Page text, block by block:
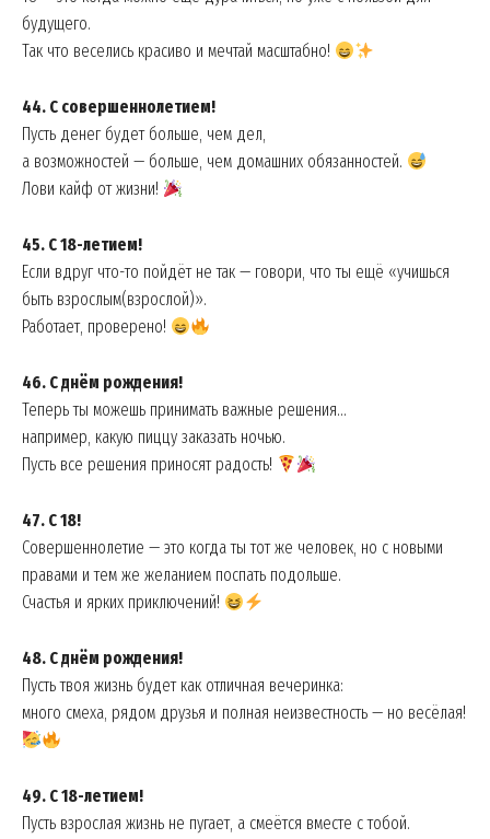
будущего.
Так что веселись красиво и мечтай масштабно!
44. С совершеннолетием!
Пусть денег будет больше, чем дел,
а возможностей — больше, чем домашних обязанностей.
Лови кайф от жизни!
45. С 18-летием!
Если вдруг что-то пойдёт не так — говори, что ты ещё «учишься
быть взрослым(взрослой)».
Работает, проверено!
46. С днём рождения!
Теперь ты можешь принимать важные решения…
например, какую пиццу заказать ночью.
Пусть все решения приносят радость!
47. С 18!
Совершеннолетие — это когда ты тот же человек, но с новыми
правами и тем же желанием поспать подольше.
Счастья и ярких приключений!
48. С днём рождения!
Пусть твоя жизнь будет как отличная вечеринка:
много смеха, рядом друзья и полная неизвестность — но весёлая!
49. С 18-летием!
Пусть взрослая жизнь не пугает, а смеётся вместе с тобой.